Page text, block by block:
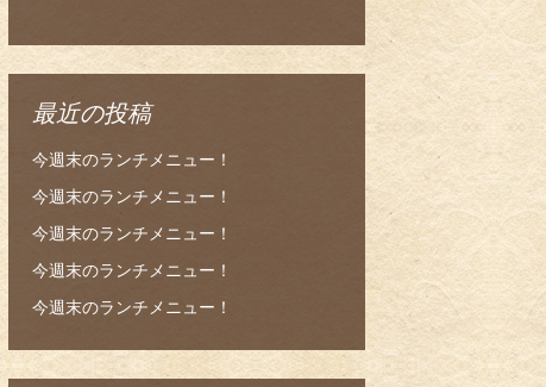
最近の投稿
今週末のランチメニュー！
今週末のランチメニュー！
今週末のランチメニュー！
今週末のランチメニュー！
今週末のランチメニュー！